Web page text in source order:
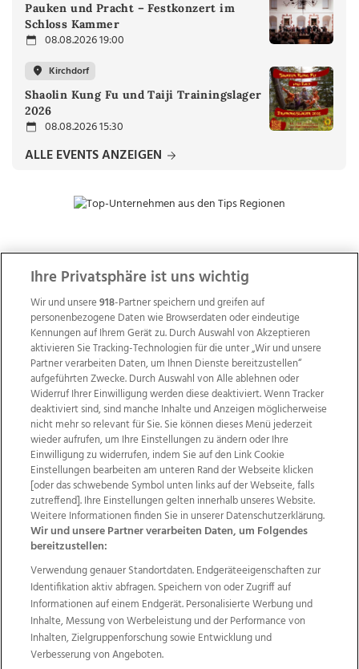
Pauken und Pracht – Festkonzert im
Schloss Kammer
08.08.2026 19:00
Kirchdorf
Shaolin Kung Fu und Taiji Trainingslager
2026
08.08.2026 15:30
ALLE EVENTS ANZEIGEN
ZUR NACHRICHTENÜBERSICHT
Wir über uns Mediadaten Kontakt
Jobs
Datenschutz
Impressum
AGB Anzeigekunden
AGB Website
Ehrenkodex Politische Werbung
Weitere Angebote des Medienhauses Wimmer
TV1 di-mog-i.at OÖNow
Ischler Woche
Life Radio
OÖNachrichten
OÖN Immobilien
OÖN Karriere
OÖN Reise
Promenaden Galerien
Regionaljobs
wasistlos.at
Ihre Privatsphäre ist uns wichtig
Wir und unsere918-Partner speichern und greifen auf
personenbezogene Daten wie Browserdaten oder eindeutige
Kennungen auf Ihrem Gerät zu. Durch Auswahl von Akzeptieren
aktivieren Sie Tracking-Technologien für die unter „Wir und unsere
Partner verarbeiten Daten, um Ihnen Dienste bereitzustellen“
aufgeführten Zwecke. Durch Auswahl von Alle ablehnen oder
Widerruf Ihrer Einwilligung werden diese deaktiviert. Wenn Tracker
deaktiviert sind, sind manche Inhalte und Anzeigen möglicherweise
nicht mehr so relevant für Sie. Sie können dieses Menü jederzeit
wieder aufrufen, um Ihre Einstellungen zu ändern oder Ihre
Einwilligung zu widerrufen, indem Sie auf den Link Cookie
Einstellungen bearbeiten am unteren Rand der Webseite klicken
[oder das schwebende Symbol unten links auf der Webseite, falls
zutreffend]. Ihre Einstellungen gelten innerhalb unseres Website.
Weitere Informationen finden Sie in unserer Datenschutzerklärung.
Wir und unsere Partner verarbeiten Daten, um Folgendes
bereitzustellen:
Verwendung genauer Standortdaten. Endgeräteeigenschaften zur
Identifikation aktiv abfragen. Speichern von oder Zugriff auf
Informationen auf einem Endgerät. Personalisierte Werbung und
Inhalte, Messung von Werbeleistung und der Performance von
Inhalten, Zielgruppenforschung sowie Entwicklung und
Verbesserung von Angeboten.